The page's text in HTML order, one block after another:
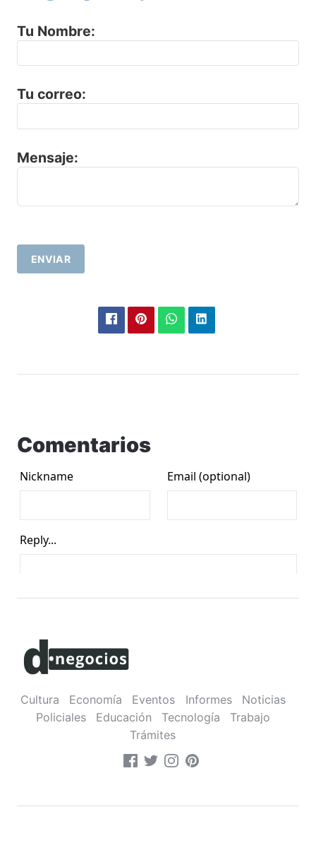
Tu Nombre:
Tu correo:
Mensaje:
ENVIAR
Comentarios
Cultura Economía Eventos Informes
Noticias
Policiales
Educación Tecnología
Trabajo
Trámites